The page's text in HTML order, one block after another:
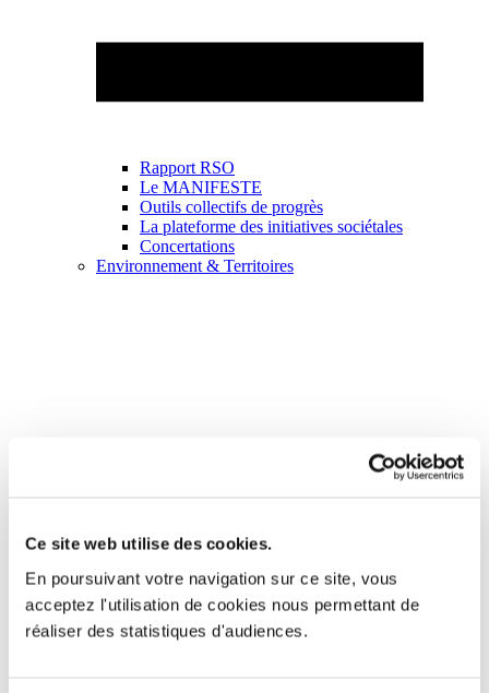
Ce site web utilise des cookies.
En poursuivant votre navigation sur ce site, vous
acceptez l'utilisation de cookies nous permettant de
réaliser des statistiques d'audiences.
Rapport RSO
Le MANIFESTE
Outils collectifs de progrès
La plateforme des initiatives sociétales
Concertations
Environnement & Territoires
Viande et climat
Valorisation de l’herbe